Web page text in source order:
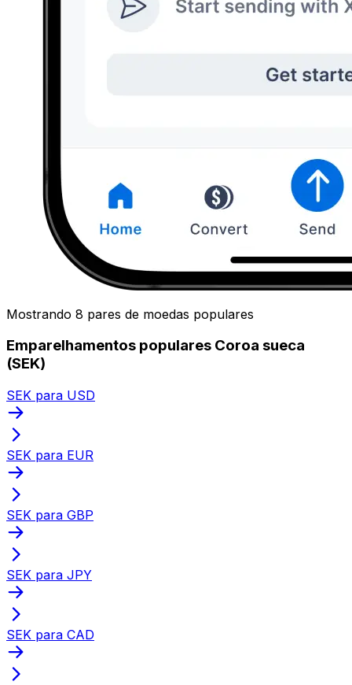
Mostrando 8 pares de moedas populares
Emparelhamentos populares Coroa sueca
(SEK)
SEK para USD
SEK para EUR
SEK para GBP
SEK para JPY
SEK para CAD